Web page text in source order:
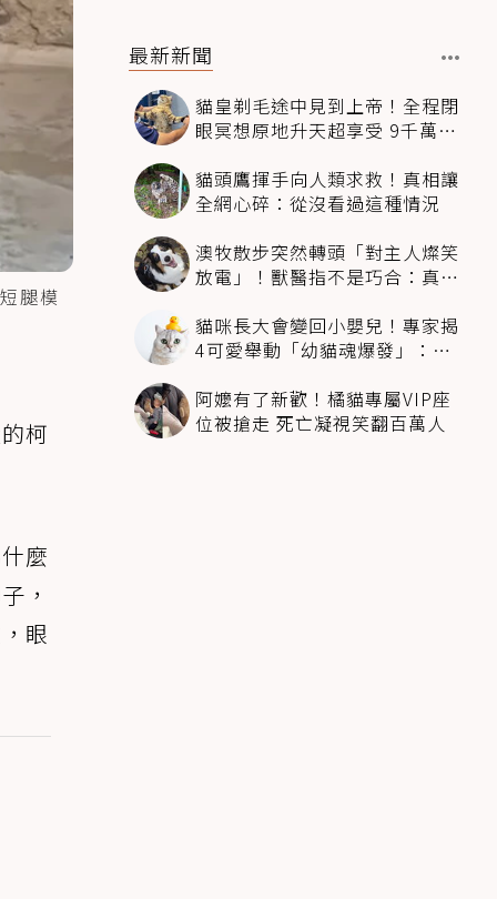
腿模
柯
麼
，
眼
最新新聞
貓皇剃毛途中見到上帝！全程閉
眼冥想原地升天超享受 9千萬人
貓頭鷹揮手向人類求救！真相讓
全網心碎：從沒看過這種情況
澳牧散步突然轉頭「對主人燦笑
放電」！獸醫指不是巧合：真相
貓咪長大會變回小嬰兒！專家揭
4可愛舉動「幼貓魂爆發」：本
阿嬤有了新歡！橘貓專屬VIP座
位被搶走 死亡凝視笑翻百萬人